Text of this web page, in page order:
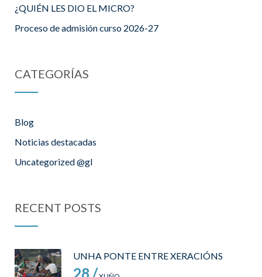
¿QUIÉN LES DIO EL MICRO?
Proceso de admisión curso 2026-27
CATEGORÍAS
Blog
Noticias destacadas
Uncategorized @gl
RECENT POSTS
UNHA PONTE ENTRE XERACIÓNS
28 /